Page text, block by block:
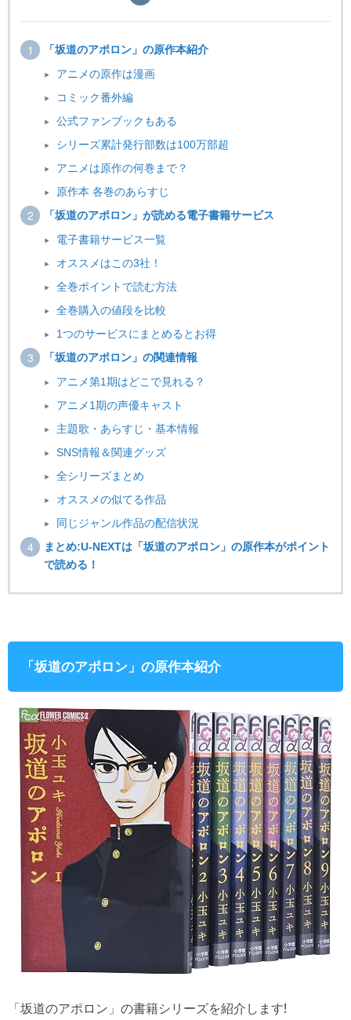
「坂道のアポロン」の原作本紹介
アニメの原作は漫画
コミック番外編
公式ファンブックもある
シリーズ累計発行部数は100万部超
アニメは原作の何巻まで？
原作本 各巻のあらすじ
「坂道のアポロン」が読める電子書籍サービス
電子書籍サービス一覧
オススメはこの3社！
全巻ポイントで読む方法
全巻購入の値段を比較
1つのサービスにまとめるとお得
「坂道のアポロン」の関連情報
アニメ第1期はどこで見れる？
アニメ1期の声優キャスト
主題歌・あらすじ・基本情報
SNS情報＆関連グッズ
全シリーズまとめ
オススメの似てる作品
同じジャンル作品の配信状況
まとめ:U-NEXTは「坂道のアポロン」の原作本がポイント
で読める！
「坂道のアポロン」の原作本紹介
「坂道のアポロン」の書籍シリーズを紹介します!